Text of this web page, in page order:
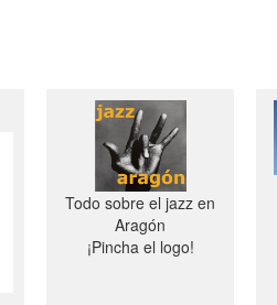
Todo sobre el jazz en
Aragón
¡Pincha el logo!